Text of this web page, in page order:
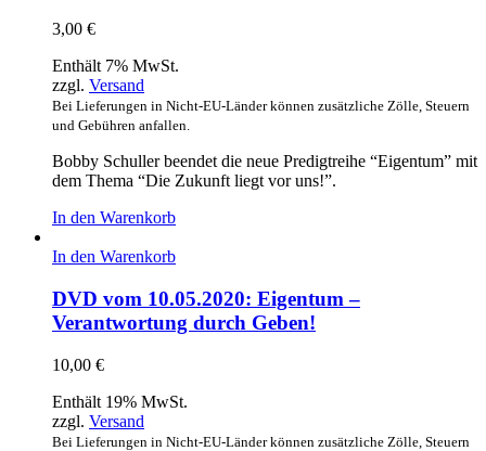
3,00 €
Enthält 7% MwSt.
zzgl. Versand
Bei Lieferungen in Nicht-EU-Länder können zusätzliche Zölle, Steuern
und Gebühren anfallen.
Bobby Schuller beendet die neue Predigtreihe “Eigentum” mit
dem Thema “Die Zukunft liegt vor uns!”.
In den Warenkorb
In den Warenkorb
DVD vom 10.05.2020: Eigentum –
Verantwortung durch Geben!
10,00 €
Enthält 19% MwSt.
zzgl. Versand
Bei Lieferungen in Nicht-EU-Länder können zusätzliche Zölle, Steuern